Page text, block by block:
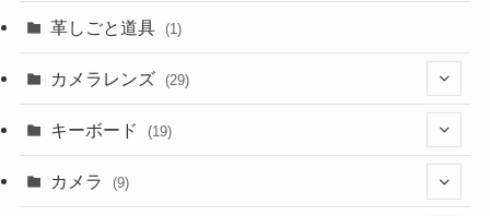
革しごと道具 (1)
カメラレンズ (29)
(8)
(3)
キーボード (19)
(1)
カメラ (9)